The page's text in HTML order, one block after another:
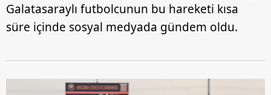
Galatasaraylı futbolcunun bu hareketi kısa
süre içinde sosyal medyada gündem oldu.